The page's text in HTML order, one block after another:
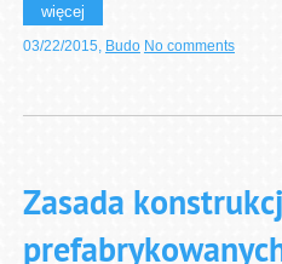
więcej
03/22/2015, Budo No comments
Zasada